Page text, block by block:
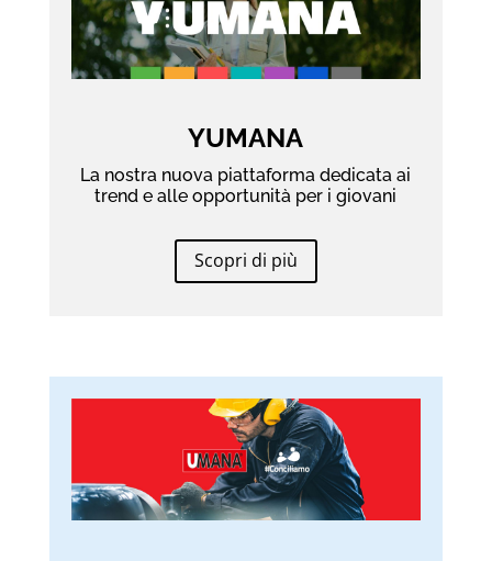
YUMANA
La nostra nuova piattaforma dedicata ai
trend e alle opportunità per i giovani
Scopri di più